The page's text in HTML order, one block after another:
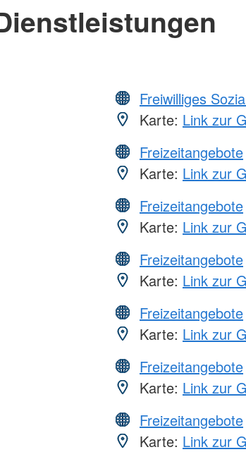
Freiwilliges
Karte: Link zur
Freizeitangebote
Karte: Link zur
Freizeitangebote
Karte: Link zur
Freizeitangebote
Karte: Link zur
Freizeitangebote
Karte: Link zur
Freizeitangebote
Karte: Link zur
Freizeitangebote
Karte: Link zur